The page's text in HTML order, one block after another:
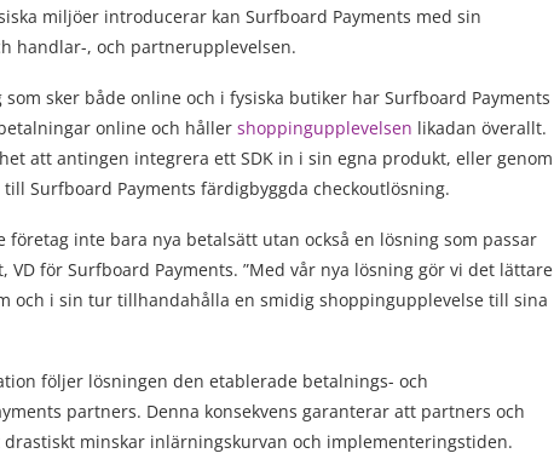
miljöer introducerar kan Surfboard Payments med sin
handlar-, och partnerupplevelsen.
sker både online och i fysiska butiker har Surfboard Payments
online och håller shoppingupplevelsen likadan överallt.
att antingen integrera ett SDK in i sin egna produkt, eller genom
Surfboard Payments färdigbyggda checkoutlösning.
företag inte bara nya betalsätt utan också en lösning som passar
för Surfboard Payments. ”Med vår nya lösning gör vi det lättare
och i sin tur tillhandahålla en smidig shoppingupplevelse till sina
följer lösningen den etablerade betalnings- och
partners. Denna konsekvens garanterar att partners och
minskar inlärningskurvan och implementeringstiden.